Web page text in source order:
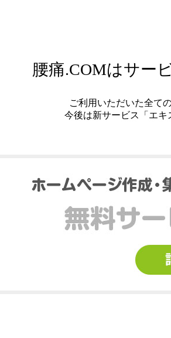
腰痛.COMはサー
ご利用いただいた全て
今後は新サービス「エ